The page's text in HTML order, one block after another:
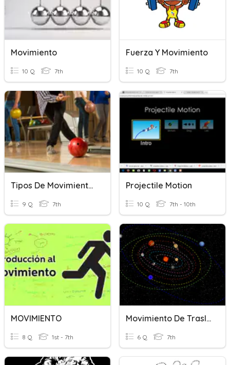
Movimiento
10 Q 7th
Fuerza Y Movimiento
10 Q 7th
Tipos De Movimientos
9 Q 7th
Projectile Motion
10 Q 7th - 10th
MOVIMIENTO
8 Q 1st - 7th
Movimiento De Traslación
6 Q 7th